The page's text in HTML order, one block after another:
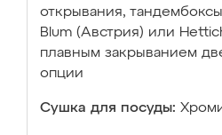
открывания,
Blum (Австрия) или
плавным закрыванием
опции
Сушка для посуды: